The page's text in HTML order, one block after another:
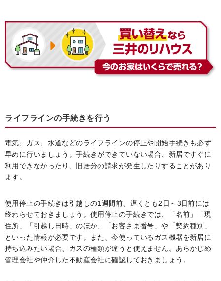
ライフラインの手続きを行う
電気、ガス、水道などのライフラインの停止や開始手続きも必ず
早めに行いましょう。手続きができていない場合、新居ですぐに
利用できなかったり、旧居分の請求が発生したりすることがあり
ます。
使用停止の手続きは引越しの1週間前、遅くとも2日～3日前には
終わらせておきましょう。使用停止の手続きでは、「名前」「現
住所」「引越し日時」のほか、「お客さま番号」や「契約種別」
といった情報が必要です。また、今使っているガス機器を新居に
持ち込みたい場合、ガスの種類が違うと使えません。あらかじめ
管理会社や仲介した不動産会社に確認しておきましょう。